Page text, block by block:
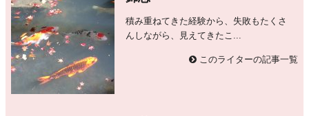
積み重ねてきた経験から、失敗もたくさ
んしながら、見えてきたこ...
このライターの記事一覧